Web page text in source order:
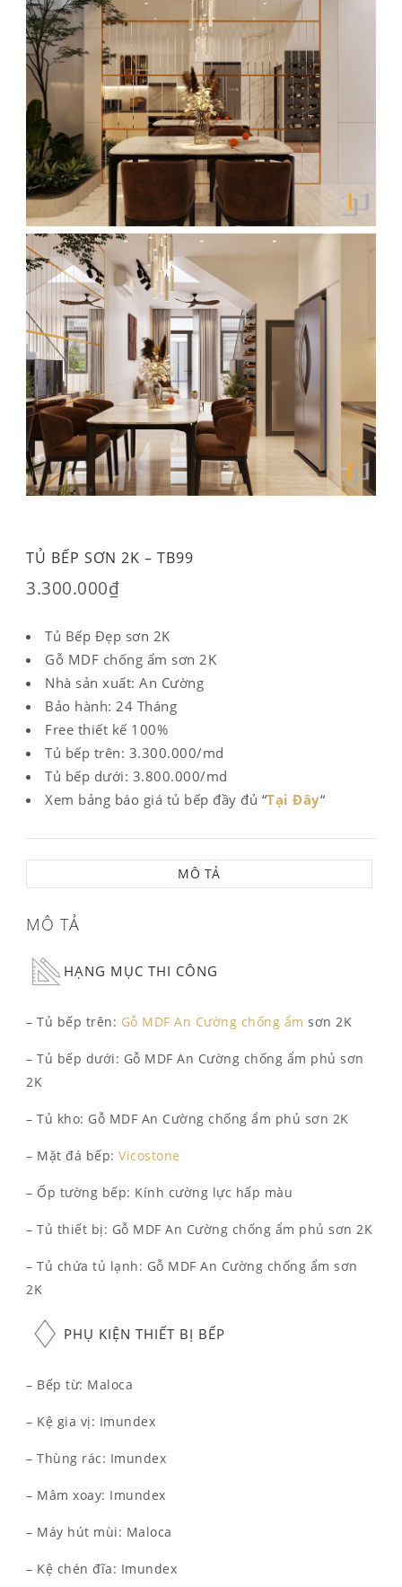
TỦ BẾP SƠN 2K – TB99
3.300.000₫
Tủ Bếp Đẹp sơn 2K
Gỗ MDF chống ẩm sơn 2K
Nhà sản xuất: An Cường
Bảo hành: 24 Tháng
Free thiết kế 100%
Tủ bếp trên: 3.300.000/md
Tủ bếp dưới: 3.800.000/md
Xem bảng báo giá tủ bếp đầy đủ “Tại Đây“
MÔ TẢ
MÔ TẢ
HẠNG MỤC THI CÔNG
– Tủ bếp trên: Gỗ MDF An Cường chống ẩm sơn 2K
– Tủ bếp dưới: Gỗ MDF An Cường chống ẩm phủ sơn
2K
– Tủ kho: Gỗ MDF An Cường chống ẩm phủ sơn 2K
– Mặt đá bếp: Vicostone
– Ốp tường bếp: Kính cường lực hấp màu
– Tủ thiết bị: Gỗ MDF An Cường chống ẩm phủ sơn 2K
– Tủ chứa tủ lạnh: Gỗ MDF An Cường chống ẩm sơn
2K
PHỤ KIỆN THIẾT BỊ BẾP
– Bếp từ: Maloca
– Kệ gia vị: Imundex
– Thùng rác: Imundex
– Mâm xoay: Imundex
– Máy hút mùi: Maloca
– Kệ chén đĩa: Imundex